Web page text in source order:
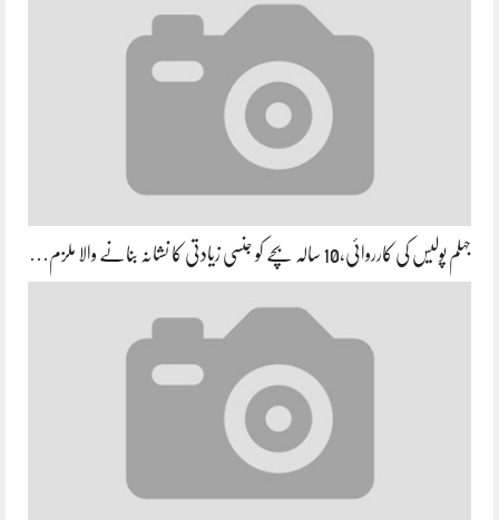
جہلم پولیس کی کارروائی،10 سالہ بچے کو جنسی زیادتی کا نشانہ بنانے والا ملزم…